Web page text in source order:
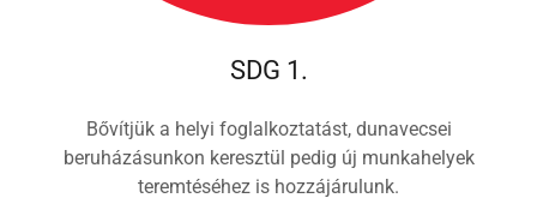
SDG 1.
Bővítjük a helyi foglalkoztatást, dunavecsei
beruházásunkon keresztül pedig új munkahelyek
teremtéséhez is hozzájárulunk.